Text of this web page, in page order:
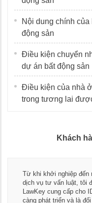
Nội dung chính
động sản
Điều kiện chuyển
dự án bất động sản
Điều kiện của nhà
trong tương lai
Khách
nghiệp đến nay gần 30
vấn luật, tôi đặc biệt hài lòng
cấp cho IDJ Group. Chúc
triển và là đối tác quan trọng